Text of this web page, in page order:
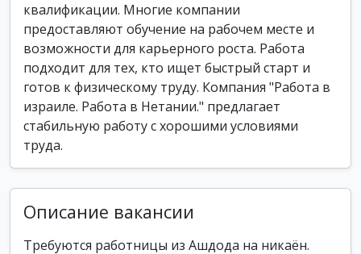
квалификации. Многие компании
предоставляют обучение на рабочем месте и
возможности для карьерного роста. Работа
подходит для тех, кто ищет быстрый старт и
готов к физическому труду. Компания "Работа в
израиле. Работа в Нетании." предлагает
стабильную работу с хорошими условиями
труда.
Описание вакансии
Требуются работницы из Ашдода на никаён.